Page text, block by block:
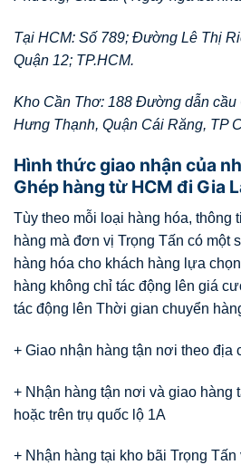
Tại HCM: Số 789; Đường Lê Thị
Quận 12; TP.HCM.
Kho Cần Thơ: 188 Đường dẫn
Hưng Thạnh, Quận Cái Răng, TP
Hình thức giao nhận của
Ghép hàng từ HCM đi Gia
Tùy theo mỗi loại hàng hóa,
hàng mà đơn vị Trọng Tấn có một
hàng hóa cho khách hàng lựa
hàng không chỉ tác động lên giá
tác động lên Thời gian chuyển
+ Giao nhận hàng tận nơi theo địa
+ Nhận hàng tận nơi và giao hàng
hoặc trên trụ quốc lộ 1A
+ Nhận hàng tại kho bãi Trọng